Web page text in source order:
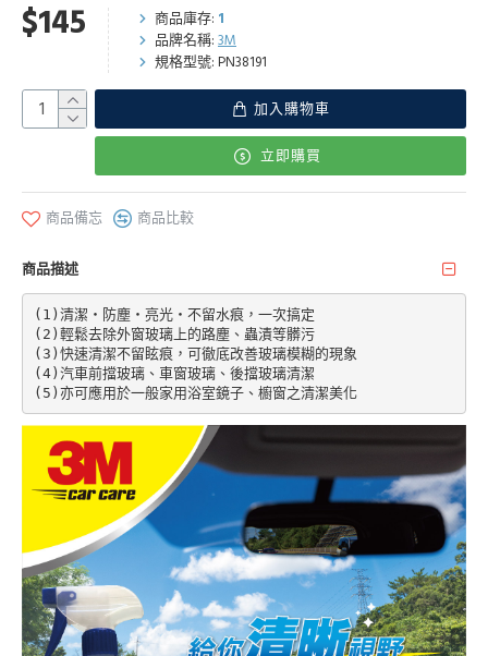
$145 商品庫存: 1
品牌名稱: 3M
規格型號: PN38191
加入購物車
立即購買
商品備忘 商品比較
商品描述
(1)清潔‧防塵‧亮光‧不留水痕，一次搞定
(2)輕鬆去除外窗玻璃上的路塵、蟲漬等髒污
(3)快速清潔不留眩痕，可徹底改善玻璃模糊的現象
(4)汽車前擋玻璃、車窗玻璃、後擋玻璃清潔
(5)亦可應用於一般家用浴室鏡子、櫥窗之清潔美化